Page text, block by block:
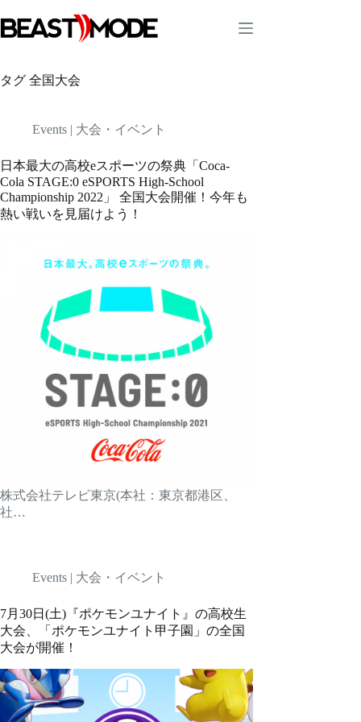
ン
テ
ツ
へ
プ
タグ 全国大会
Events | 大会・イベント
日本最大の高校eスポーツの祭典「Coca-
Cola STAGE:0 eSPORTS High-School
Championship 2022」 全国大会開催！今年も
熱い戦いを見届けよう！
株式会社テレビ東京(本社：東京都港区、
社…
Events | 大会・イベント
7月30日(土)『ポケモンユナイト』の高校生
大会、「ポケモンユナイト甲子園」の全国
大会が開催！